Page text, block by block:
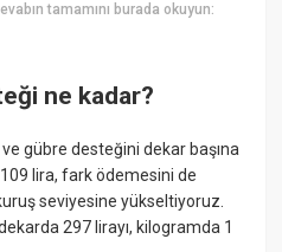
tamamını burada okuyun:
ne kadar?
gübre desteğini dekar başına
lira, fark ödemesini de
seviyesine yükseltiyoruz.
297 lirayı, kilogramda 1